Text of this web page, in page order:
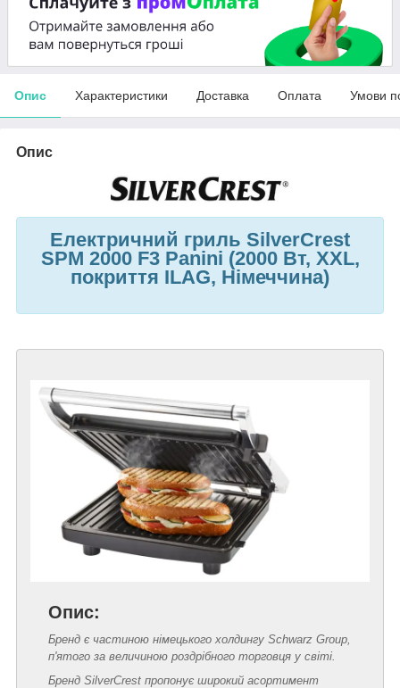
Опис Характеристики Доставка Оплата Умови
Опис
Електричний гриль SilverCrest
SPM 2000 F3 Panini (2000 Вт, XXL,
покриття ILAG, Німеччина)
Опис:
Бренд є частиною німецького холдингу Schwarz Group,
п'ятого за величиною роздрібного торговця у світі.
Бренд SilverCrest пропонує широкий асортимент